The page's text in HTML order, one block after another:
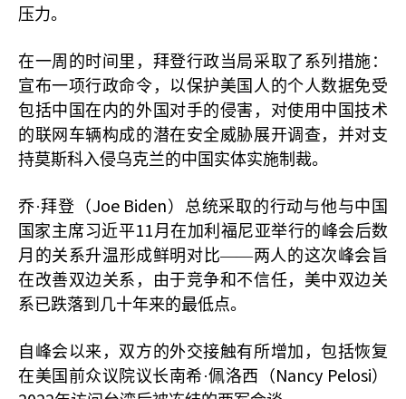
压力。
在一周的时间里，拜登行政当局采取了系列措施：
宣布一项行政命令，以保护美国人的个人数据免受
包括中国在内的外国对手的侵害，对使用中国技术
的联网车辆构成的潜在安全威胁展开调查，并对支
持莫斯科入侵乌克兰的中国实体实施制裁。
乔·拜登（Joe Biden ）总统采取的行动与他与中国
国家主席习近平11月在加利福尼亚举行的峰会后数
月的关系升温形成鲜明对比——两人的这次峰会旨
在改善双边关系，由于竞争和不信任，美中双边关
系已跌落到几十年来的最低点。
自峰会以来，双方的外交接触有所增加，包括恢复
在美国前众议院议长南希·佩洛西（ Nancy Pelosi）